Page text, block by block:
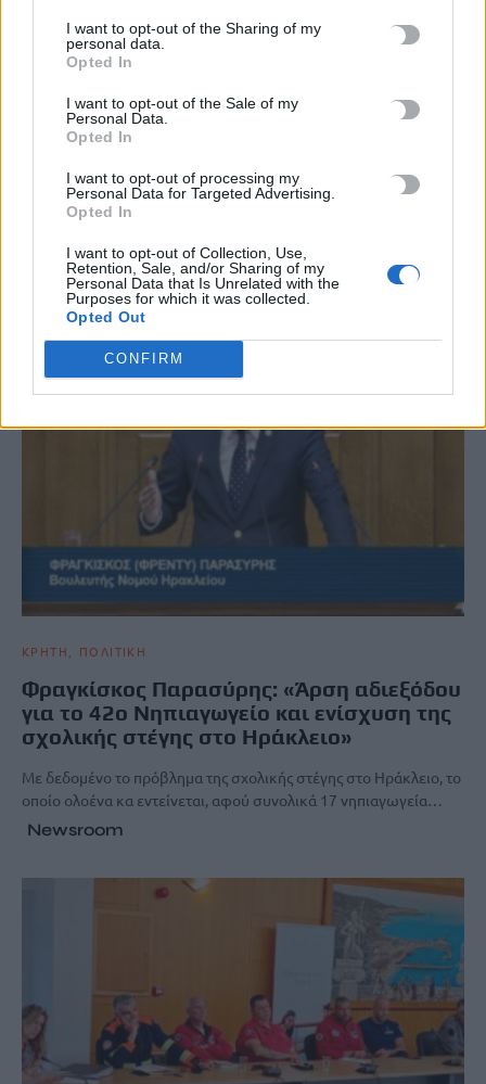
I want to opt-out of the Sharing of my
personal data.
Opted In
I want to opt-out of the Sale of my
Personal Data.
Opted In
I want to opt-out of processing my
Personal Data for Targeted Advertising.
Opted In
I want to opt-out of Collection, Use,
Retention, Sale, and/or Sharing of my
Personal Data that Is Unrelated with the
Purposes for which it was collected.
Opted Out
CONFIRM
TRENDING
ΤΡΟΧΑΙΟ #ΑΣΤΥΝΟΜΙΚΟΙ #ΗΡΑΚΛΕΙΟ ΣΥΛΛΗΨΕΙΣ
ΚΡΗΤΗ ΠΟΛΙΤΙΚΗ
Φραγκίσκος Παρασύρης: «Άρση αδιεξόδου
για το 42ο Νηπιαγωγείο και ενίσχυση της
σχολικής στέγης στο Ηράκλειο»
Με δεδομένο το πρόβλημα της σχολικής στέγης στο Ηράκλειο, το
οποίο ολοένα κα εντείνεται, αφού συνολικά 17 νηπιαγωγεία…
Newsroom